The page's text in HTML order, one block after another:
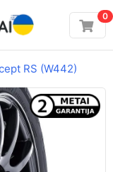
0
RS (W442)